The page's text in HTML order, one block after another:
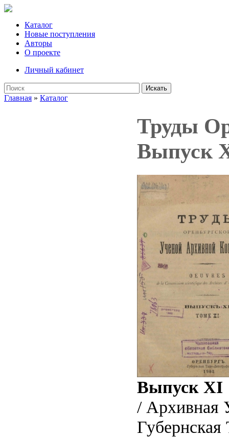
Каталог
Новые поступления
Авторы
О проекте
Личный кабинет
Искать
Главная » Каталог
Труды
Выпуск
Выпуск XI
/ Архивная